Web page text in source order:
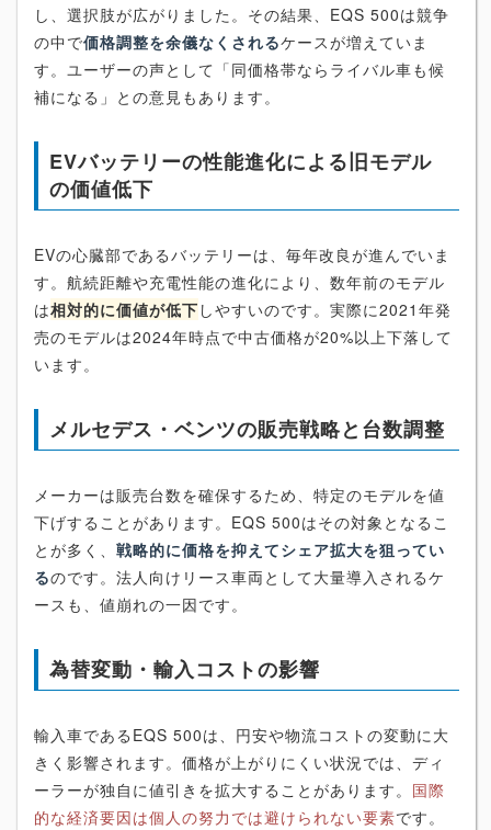
し、選択肢が広がりました。その結果、EQS 500は競争
の中で価格調整を余儀なくされるケースが増えていま
す。ユーザーの声として「同価格帯ならライバル車も候
補になる」との意見もあります。
EVバッテリーの性能進化による旧モデル
の価値低下
EVの心臓部であるバッテリーは、毎年改良が進んでいま
す。航続距離や充電性能の進化により、数年前のモデル
は相対的に価値が低下 しやすいのです。実際に2021年発
売のモデルは2024年時点で中古価格が20%以上下落して
います。
メルセデス・ベンツの販売戦略と台数調整
メーカーは販売台数を確保するため、特定のモデルを値
下げすることがあります。EQS 500はその対象となるこ
とが多く、 戦略的に価格を抑えてシェア拡大を狙ってい
るのです。法人向けリース車両として大量導入されるケ
ースも、値崩れの一因です。
為替変動・輸入コストの影響
輸入車であるEQS 500は、円安や物流コストの変動に大
きく影響されます。価格が上がりにくい状況では、ディ
ーラーが独自に値引きを拡大することがあります。 国際
的な経済要因は個人の努力では避けられない要素です。